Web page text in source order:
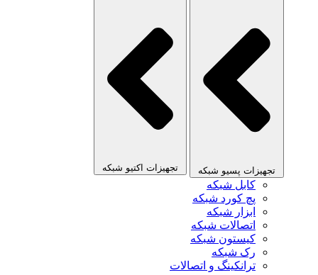
تجهیزات پسیو شبکه تجهیزات اکتیو شبکه
کابل شبکه
پچ کورد شبکه
ابزار شبکه
اتصالات شبکه
کیستون شبکه
رک شبکه
ترانکینگ و اتصالات